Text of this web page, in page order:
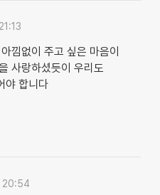
낌없이 주고 싶은 마음이
사랑하셨듯이 우리도
야 합니다
20:54